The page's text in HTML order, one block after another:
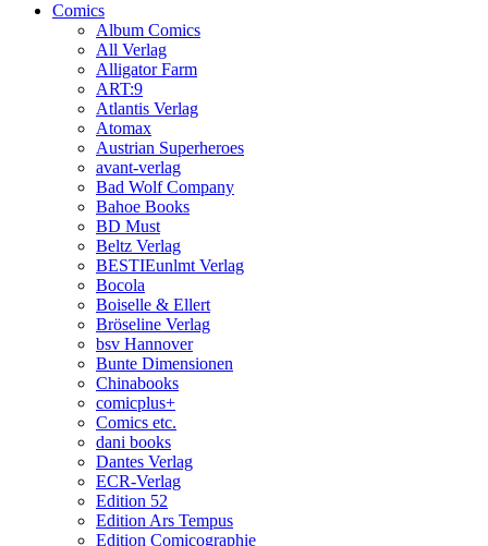
Comics
Album Comics
All Verlag
Alligator Farm
ART:9
Atlantis Verlag
Atomax
Austrian Superheroes
avant-verlag
Bad Wolf Company
Bahoe Books
BD Must
Beltz Verlag
BESTIEunlmt Verlag
Bocola
Boiselle & Ellert
Bröseline Verlag
bsv Hannover
Bunte Dimensionen
Chinabooks
comicplus+
Comics etc.
dani books
Dantes Verlag
ECR-Verlag
Edition 52
Edition Ars Tempus
Edition Comicographie